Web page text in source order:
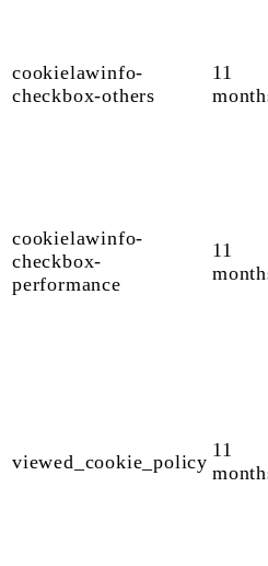
cookielawinfo-
checkbox-others
11
cookielawinfo-
checkbox-
performance
11
viewed_cookie_policy
11